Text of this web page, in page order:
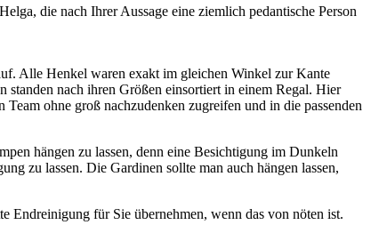
die nach Ihrer Aussage eine ziemlich pedantische Person
Alle Henkel waren exakt im gleichen Winkel zur Kante
standen nach ihren Größen einsortiert in einem Regal. Hier
ohne groß nachzudenken zugreifen und in die passenden
hängen zu lassen, denn eine Besichtigung im Dunkeln
zu lassen. Die Gardinen sollte man auch hängen lassen,
Endreinigung für Sie übernehmen, wenn das von nöten ist.